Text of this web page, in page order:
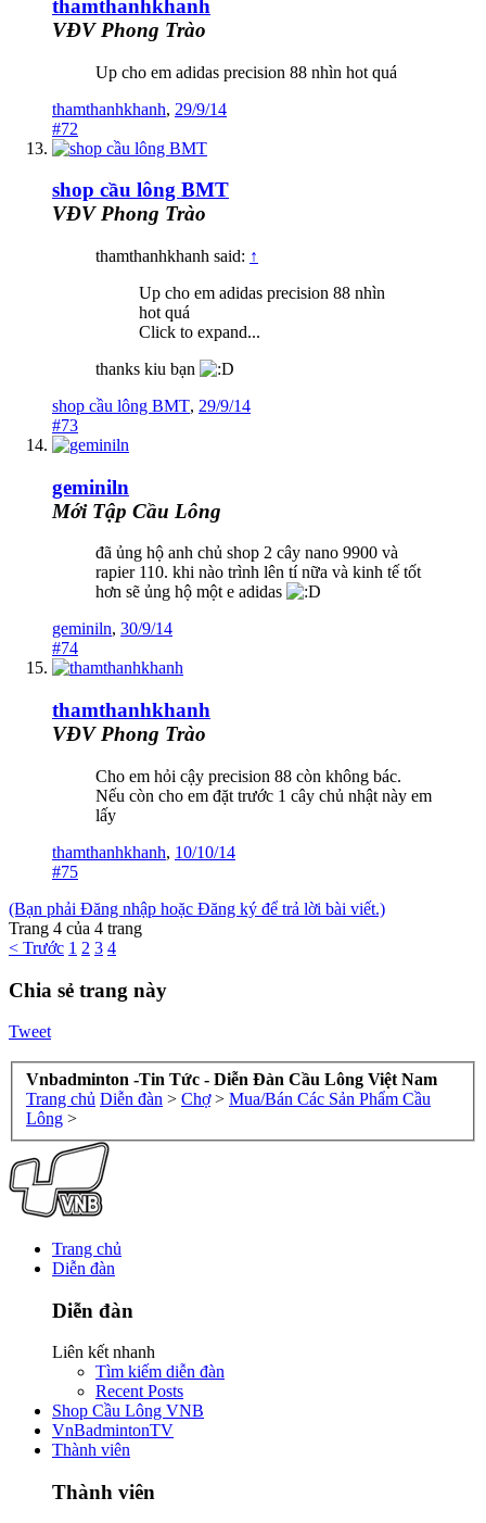
thamthanhkhanh
VĐV Phong Trào
Up cho em adidas precision 88 nhìn hot quá
thamthanhkhanh, 29/9/14
#72
shop cầu lông BMT
VĐV Phong Trào
thamthanhkhanh said: ↑
Up cho em adidas precision 88 nhìn
hot quá
Click to expand...
thanks kiu bạn
shop cầu lông BMT, 29/9/14
#73
geminiln
Mới Tập Cầu Lông
đã ủng hộ anh chủ shop 2 cây nano 9900 và
rapier 110. khi nào trình lên tí nữa và kinh tế tốt
hơn sẽ ủng hộ một e adidas
geminiln, 30/9/14
#74
thamthanhkhanh
VĐV Phong Trào
Cho em hỏi cậy precision 88 còn không bác.
Nếu còn cho em đặt trước 1 cây chủ nhật này em
lấy
thamthanhkhanh, 10/10/14
#75
(Bạn phải Đăng nhập hoặc Đăng ký để trả lời bài viết.)
Trang 4 của 4 trang
< Trước 1 2 3 4
Chia sẻ trang này
Tweet
Vnbadminton -Tin Tức - Diễn Đàn Cầu Lông Việt Nam
Trang chủ Diễn đàn > Chợ > Mua/Bán Các Sản Phẩm Cầu
Lông >
Trang chủ
Diễn đàn
Diễn đàn
Liên kết nhanh
Tìm kiếm diễn đàn
Recent Posts
Shop Cầu Lông VNB
VnBadmintonTV
Thành viên
Thành viên